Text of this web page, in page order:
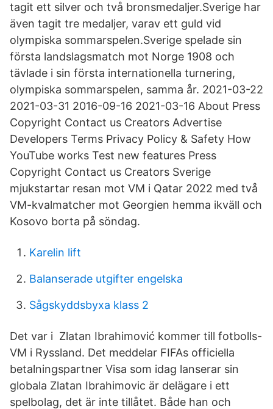
tagit ett silver och två bronsmedaljer.Sverige har
även tagit tre medaljer, varav ett guld vid
olympiska sommarspelen.Sverige spelade sin
första landslagsmatch mot Norge 1908 och
tävlade i sin första internationella turnering,
olympiska sommarspelen, samma år. 2021-03-22
2021-03-31 2016-09-16 2021-03-16 About Press
Copyright Contact us Creators Advertise
Developers Terms Privacy Policy & Safety How
YouTube works Test new features Press
Copyright Contact us Creators Sverige
mjukstartar resan mot VM i Qatar 2022 med två
VM-kvalmatcher mot Georgien hemma ikväll och
Kosovo borta på söndag.
Karelin lift
Balanserade utgifter engelska
Sågskyddsbyxa klass 2
Det var i Zlatan Ibrahimović kommer till fotbolls-
VM i Ryssland. Det meddelar FIFAs officiella
betalningspartner Visa som idag lanserar sin
globala Zlatan Ibrahimovic är delägare i ett
spelbolag, det är inte tillåtet. Både han och